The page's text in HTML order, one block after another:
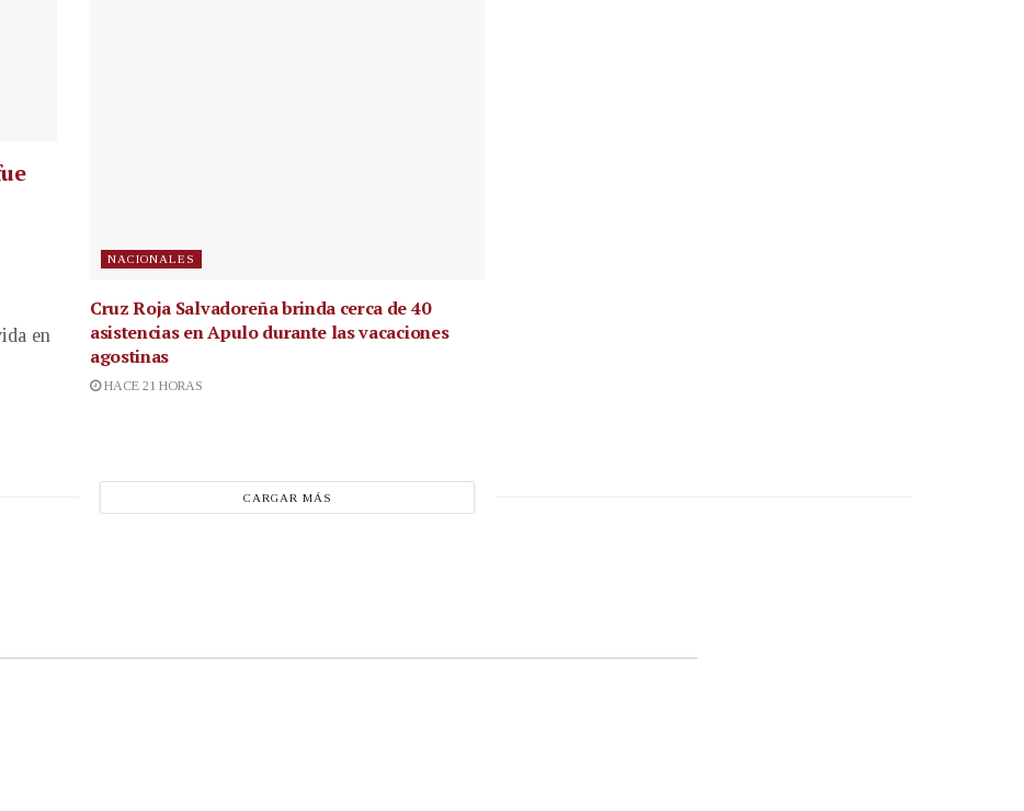
en
NACIONALES
Cruz Roja Salvadoreña brinda cerca de 40
asistencias en Apulo durante las vacaciones
agostinas
HACE 21 HORAS
CARGAR MÁS